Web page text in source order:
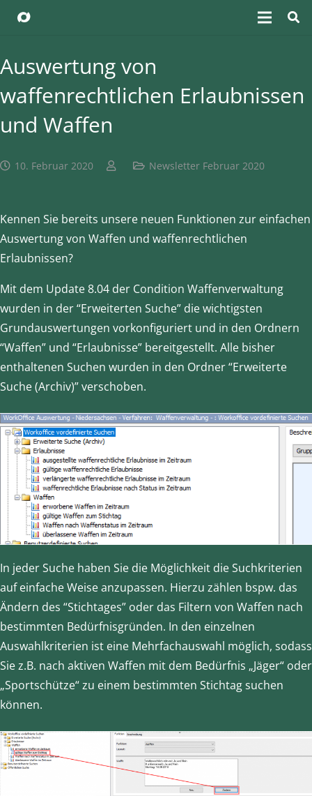
Auswertung von
waffenrechtlichen Erlaubnissen
und Waffen
10. Februar 2020 Newsletter Februar 2020
Kennen Sie bereits unsere neuen Funktionen zur einfachen
Auswertung von Waffen und waffenrechtlichen
Erlaubnissen?
Mit dem Update 8.04 der Condition Waffenverwaltung
wurden in der “Erweiterten Suche” die wichtigsten
Grundauswertungen vorkonfiguriert und in den Ordnern
“Waffen” und “Erlaubnisse” bereitgestellt. Alle bisher
enthaltenen Suchen wurden in den Ordner “Erweiterte
Suche (Archiv)” verschoben.
In jeder Suche haben Sie die Möglichkeit die Suchkriterien
auf einfache Weise anzupassen. Hierzu zählen bspw. das
Ändern des “Stichtages” oder das Filtern von Waffen nach
bestimmten Bedürfnisgründen. In den einzelnen
Auswahlkriterien ist eine Mehrfachauswahl möglich, sodass
Sie z.B. nach aktiven Waffen mit dem Bedürfnis „Jäger“ oder
„Sportschütze“ zu einem bestimmten Stichtag suchen
können.